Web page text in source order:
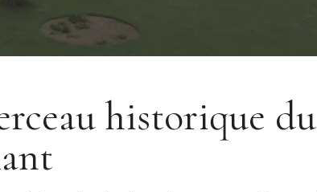
historique du